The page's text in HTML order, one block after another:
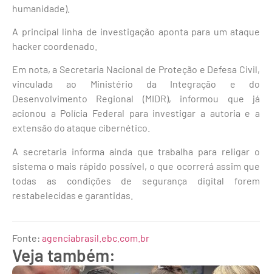
humanidade).
A principal linha de investigação aponta para um ataque
hacker coordenado.
Em nota, a Secretaria Nacional de Proteção e Defesa Civil,
vinculada ao Ministério da Integração e do
Desenvolvimento Regional (MIDR), informou que já
acionou a Polícia Federal para investigar a autoria e a
extensão do ataque cibernético.
A secretaria informa ainda que trabalha para religar o
sistema o mais rápido possível, o que ocorrerá assim que
todas as condições de segurança digital forem
restabelecidas e garantidas.
Fonte: agenciabrasil.ebc.com.br
Veja também: